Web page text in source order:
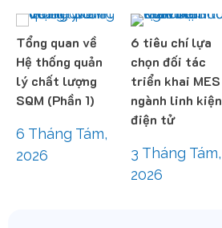
Tổng quan về
Hệ thống quản
lý chất lượng
SQM (Phần 1)
6 Tháng Tám,
2026
6 tiêu chí lựa
chọn đối tác
triển khai MES
ngành linh kiện
điện tử
3 Tháng Tám,
2026